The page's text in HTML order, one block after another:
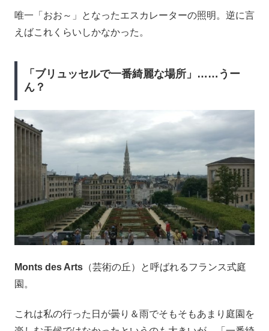
唯一「おお～」となったエスカレーターの照明。逆に言
えばこれくらいしかなかった。
「ブリュッセルで一番綺麗な場所」……うー
ん？
Monts des Arts （芸術の丘）と呼ばれるフランス式庭
園。
これは私の行った日が曇り＆雨でそもそもあまり庭園を